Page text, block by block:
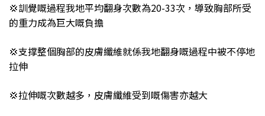
💢訓覺嘅過程我地平均翻身次數為20-33次，導致胸部所受
的重力成為巨大嘅負擔
💢支撑整個胸部的皮膚纖維就係我地翻身嘅過程中被不停地
拉伸
💢拉伸嘅次數越多， 皮膚纖維受到嘅傷害亦越大